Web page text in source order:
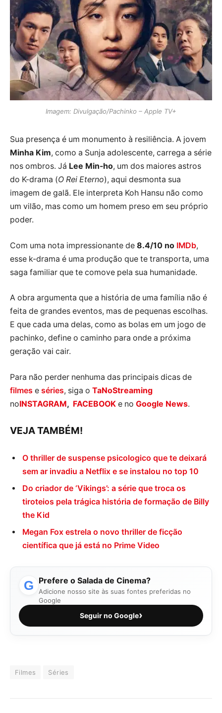
Imagem: Divulgação/Pachinko – Apple TV+
Sua presença é um monumento à resiliência. A jovem
Minha Kim, como a Sunja adolescente, carrega a série
nos ombros. Já Lee Min-ho, um dos maiores astros
do K-drama (O Rei Eterno), aqui desmonta sua
imagem de galã. Ele interpreta Koh Hansu não como
um vilão, mas como um homem preso em seu próprio
poder.
Com uma nota impressionante de 8.4/10 no IMDb,
esse k-drama é uma produção que te transporta, uma
saga familiar que te comove pela sua humanidade.
A obra argumenta que a história de uma família não é
feita de grandes eventos, mas de pequenas escolhas.
E que cada uma delas, como as bolas em um jogo de
pachinko, define o caminho para onde a próxima
geração vai cair.
Para não perder nenhuma das principais dicas de
filmes e séries, siga o TaNoStreaming
noINSTAGRAM, FACEBOOK e no Google News.
VEJA TAMBÉM!
O thriller de suspense psicologico que te deixará
sem ar invadiu a Netflix e se instalou no top 10
Do criador de ‘Vikings’: a série que troca os
tiroteios pela trágica história de formação de Billy
the Kid
Megan Fox estrela o novo thriller de ficção
científica que já está no Prime Video
G Prefere o Salada de Cinema?
Adicione nosso site às suas fontes preferidas no
Google
Seguir no Google›
Filmes Séries